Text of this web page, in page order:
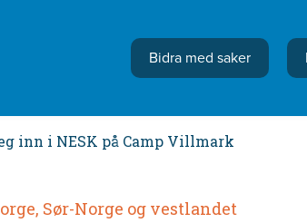
Bidra med saker
inn i NESK på Camp Villmark
Sør-Norge og vestlandet